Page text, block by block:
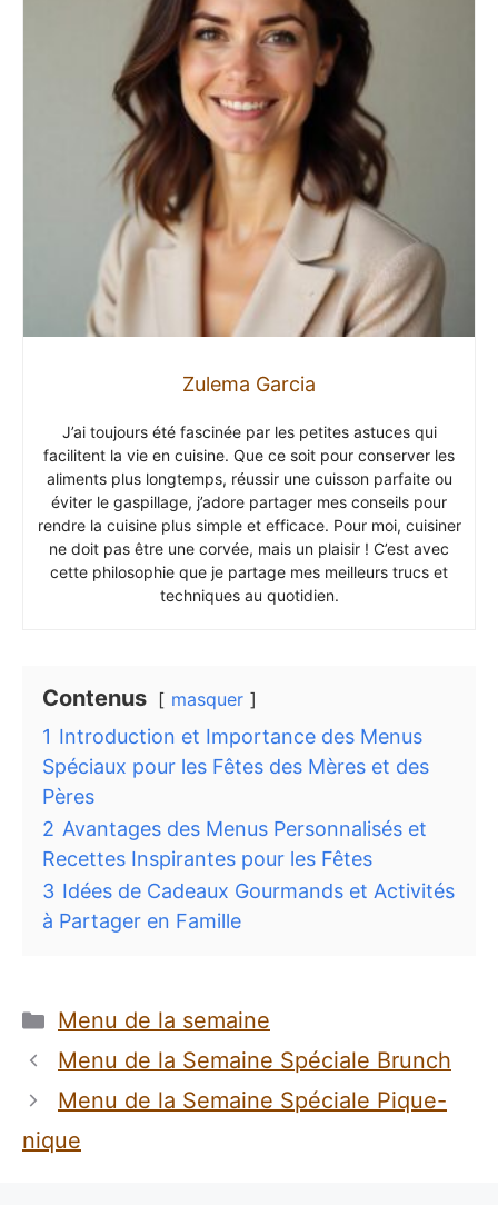
Zulema Garcia
J’ai toujours été fascinée par les petites astuces qui
facilitent la vie en cuisine. Que ce soit pour conserver les
aliments plus longtemps, réussir une cuisson parfaite ou
éviter le gaspillage, j’adore partager mes conseils pour
rendre la cuisine plus simple et efficace. Pour moi, cuisiner
ne doit pas être une corvée, mais un plaisir ! C’est avec
cette philosophie que je partage mes meilleurs trucs et
techniques au quotidien.
Contenus masquer
1 Introduction et Importance des Menus
Spéciaux pour les Fêtes des Mères et des
Pères
2 Avantages des Menus Personnalisés et
Recettes Inspirantes pour les Fêtes
3 Idées de Cadeaux Gourmands et Activités
à Partager en Famille
Catégories
Menu de la semaine
Menu de la Semaine Spéciale Brunch
Menu de la Semaine Spéciale Pique-
nique